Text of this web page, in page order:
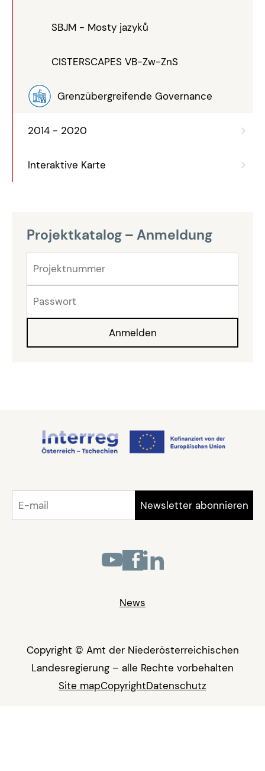
SBJM - Mosty jazyků
CISTERSCAPES VB-Zw-ZnS
Grenzübergreifende Governance
2014 - 2020
Interaktive Karte
Projektkatalog – Anmeldung
News
Copyright © Amt der Niederösterreichischen
Landesregierung – alle Rechte vorbehalten
Site mapCopyrightDatenschutz